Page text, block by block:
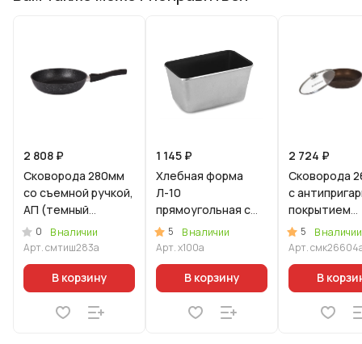
2 808 ₽
Сковорода 280мм
со съемной ручкой,
АП (темный
мрамор) линия
"Мраморная
0
В наличии
Арт.смтиш283а
В корзину
1 145 ₽
Хлебная форма
Л-10
прямоугольная с
антипригарным
покрытием
5
В наличии
Арт.х100а
В корзину
2 724 ₽
Сковорода
с
покрытием
(кофейный
мрамор),со
стеклянной
крышкой
5
В наличии
Арт.
В